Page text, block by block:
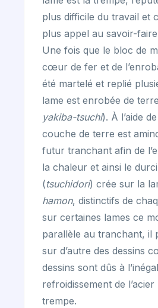
plus difficile du travail et
plus appel au savoir-faire
Une fois que le bloc de
cœur de fer et de
été martelé et replié
lame est enrobée de
yakiba-tsuchi). À l’aide
couche de terre est
futur tranchant afin de
la chaleur et ainsi le
(tsuchidori) crée sur la
hamon, distinctifs de
sur certaines lames ce
parallèle au tranchant, il
sur d’autre des dessins
dessins sont dûs à
refroidissement de
trempe.